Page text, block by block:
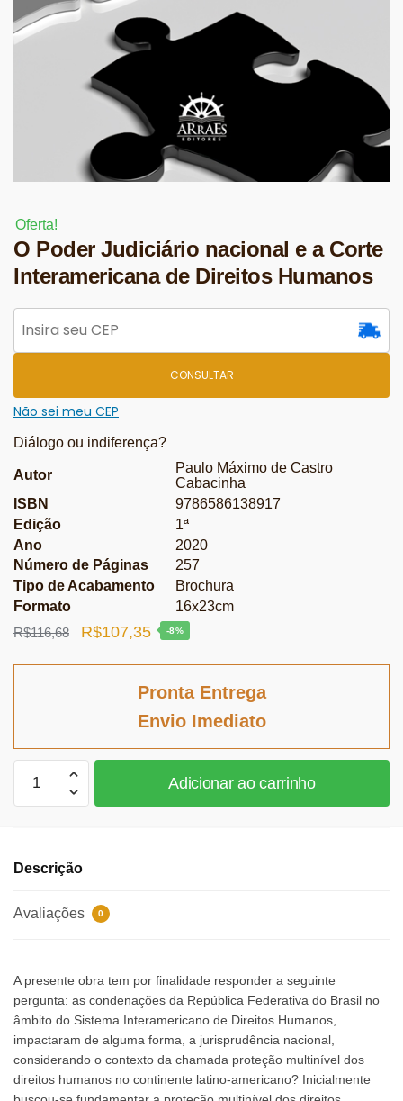
Oferta!
O Poder Judiciário nacional e a Corte
Interamericana de Direitos Humanos
CONSULTAR
Não sei meu CEP
Diálogo ou indiferença?
Autor
Paulo Máximo de Castro
Cabacinha
ISBN
9786586138917
Edição
1ª
Ano
2020
Número de Páginas
257
Tipo de Acabamento
Brochura
Formato
16x23cm
R$116,68
O
R$107,35O
atual
-8%
Pronta Entrega
Envio Imediato
Poder
a
Interamericana
Humanos
quantidade
Adicionar ao carrinho
Descrição
Avaliações 0
A presente obra tem por finalidade responder a seguinte
pergunta: as condenações da República Federativa do Brasil no
âmbito do Sistema Interamericano de Direitos Humanos,
impactaram de alguma forma, a jurisprudência nacional,
considerando o contexto da chamada proteção multinível dos
direitos humanos no continente latino-americano? Inicialmente